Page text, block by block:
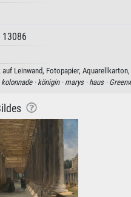
Leinwand, Fotopapier,
kolonnade · königin · marys · haus ·